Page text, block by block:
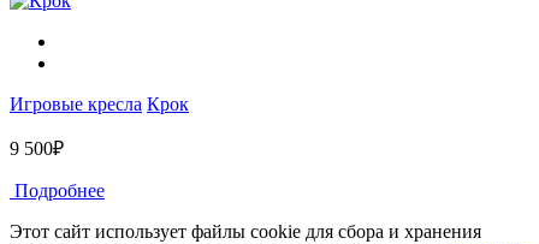
Игровые кресла Крок
9 500₽
Подробнее
Этот сайт использует файлы cookie для сбора и хранения